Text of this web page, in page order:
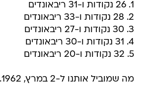
1. 26 נקודות ו-31 ריבאונדים
2. 28 נקודות ו-33 ריבאונדים
3. 30 נקודות ו-27 ריבאונדים
4. 31 נקודות ו-30 ריבאונדים
5. 32 נקודות ו-20 ריבאונדים
מה שמוביל אותנו ל-2 במרץ, 1962.